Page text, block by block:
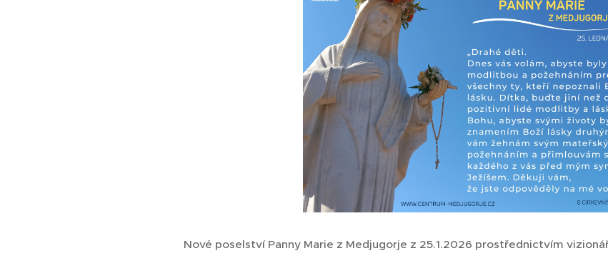
Nové poselství Panny Marie z Medjugorje z 25.1.2026 prostřednictvím